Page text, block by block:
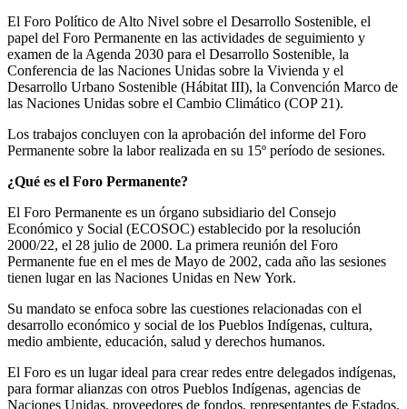
El Foro Político de Alto Nivel sobre el Desarrollo Sostenible, el
papel del Foro Permanente en las actividades de seguimiento y
examen de la Agenda 2030 para el Desarrollo Sostenible, la
Conferencia de las Naciones Unidas sobre la Vivienda y el
Desarrollo Urbano Sostenible (Hábitat III), la Convención Marco de
las Naciones Unidas sobre el Cambio Climático (COP 21).
Los trabajos concluyen con la aprobación del informe del Foro
Permanente sobre la labor realizada en su 15º período de sesiones.
¿Qué es el Foro Permanente?
El Foro Permanente es un órgano subsidiario del Consejo
Económico y Social (ECOSOC) establecido por la resolución
2000/22, el 28 julio de 2000. La primera reunión del Foro
Permanente fue en el mes de Mayo de 2002, cada año las sesiones
tienen lugar en las Naciones Unidas en New York.
Su mandato se enfoca sobre las cuestiones relacionadas con el
desarrollo económico y social de los Pueblos Indígenas, cultura,
medio ambiente, educación, salud y derechos humanos.
El Foro es un lugar ideal para crear redes entre delegados indígenas,
para formar alianzas con otros Pueblos Indígenas, agencias de
Naciones Unidas, proveedores de fondos, representantes de Estados,